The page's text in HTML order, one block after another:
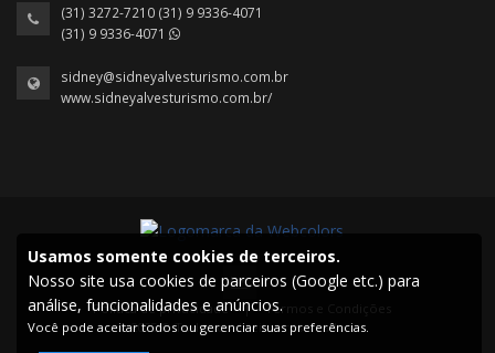
(31) 3272-7210 (31) 9 9336-4071
(31) 9 9336-4071
sidney@sidneyalvesturismo.com.br
www.sidneyalvesturismo.com.br/
Política de privacidade |
Termos e Condições
2025 © Todos os direitos reservados.
Usamos somente cookies de terceiros.
Nosso site usa cookies de parceiros (Google etc.) para
análise, funcionalidades e anúncios.
Você pode aceitar todos ou gerenciar suas preferências.